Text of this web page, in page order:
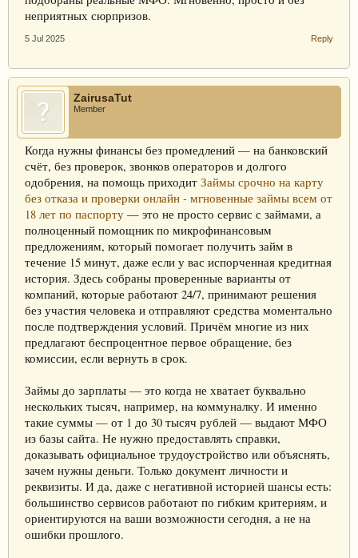
неприятных сюрпризов.
5 Jul 2025 Reply
ZairusaTut
Member
Когда нужны финансы без промедлений — на банковский
счёт, без проверок, звонков операторов и долгого
одобрения, на помощь приходит Займы срочно на карту
без отказа и проверки онлайн - мгновенные займы всем от
18 лет по паспорту — это не просто сервис с займами, а
полноценный помощник по микрофинансовым
предложениям, который помогает получить займ в
течение 15 минут, даже если у вас испорченная кредитная
история. Здесь собраны проверенные варианты от
компаний, которые работают 24/7, принимают решения
без участия человека и отправляют средства моментально
после подтверждения условий. Причём многие из них
предлагают беспроцентное первое обращение, без
комиссии, если вернуть в срок.
Займы до зарплаты — это когда не хватает буквально
нескольких тысяч, например, на коммуналку. И именно
такие суммы — от 1 до 30 тысяч рублей — выдают МФО
из базы сайта. Не нужно предоставлять справки,
доказывать официальное трудоустройство или объяснять,
зачем нужны деньги. Только документ личности и
реквизиты. И да, даже с негативной историей шансы есть:
большинство сервисов работают по гибким критериям, и
ориентируются на ваши возможности сегодня, а не на
ошибки прошлого.